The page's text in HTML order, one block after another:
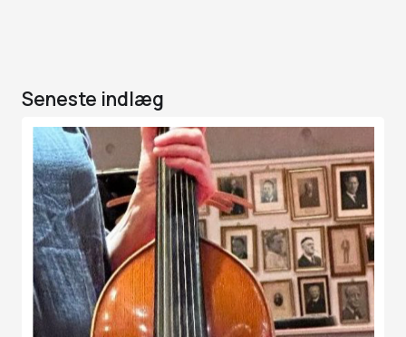
Seneste indlæg